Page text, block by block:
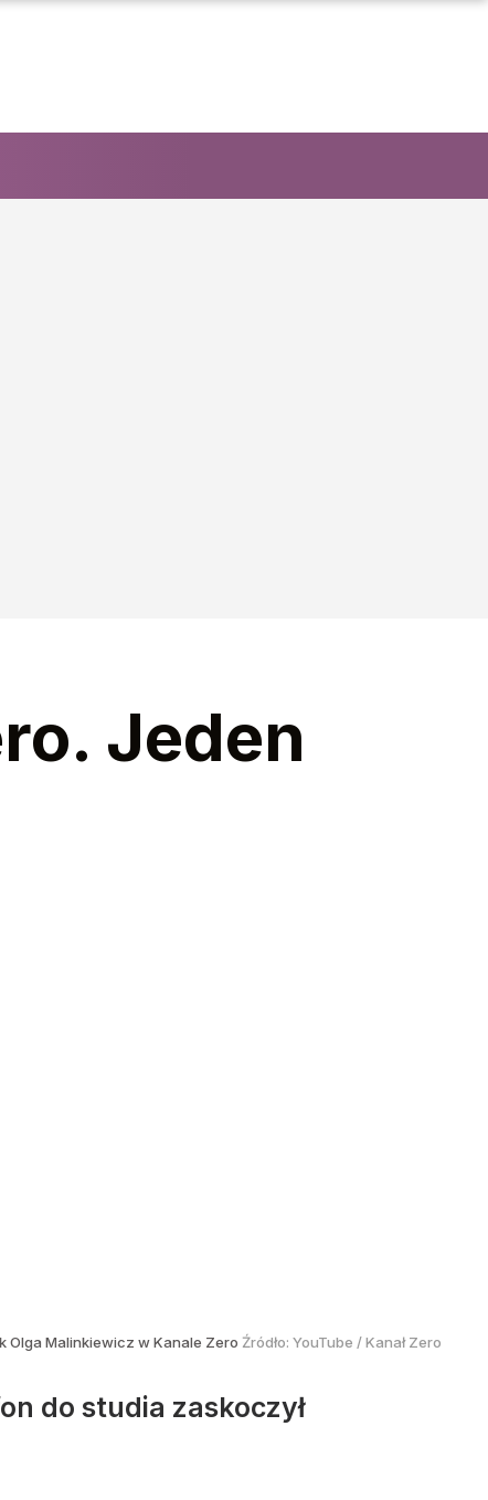
Jeden
Olga Malinkiewicz w Kanale Zero Źródło: YouTube /Kanał Zero
do studia zaskoczył